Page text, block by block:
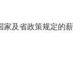
家及省政策规定的薪